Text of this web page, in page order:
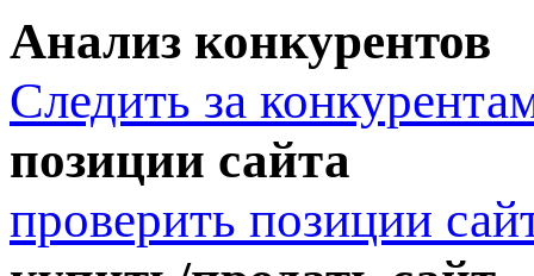
Анализ конкурентов
Следить за
позиции сайта
проверить позиции